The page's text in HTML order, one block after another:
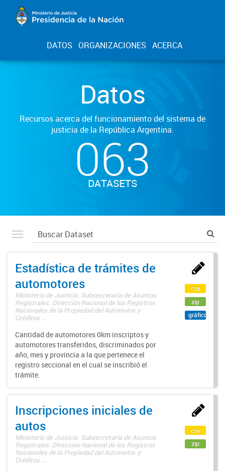
DATOS ORGANIZACIONES ACERCA
Datos
Recursos acerca del funcionamiento del sistema de
justicia de la República Argentina.
063
DATASETS
Estadística de trámites de
automotores
Ministerio de Justicia. Subsecretaría de Asuntos
Registrales. Dirección Nacional de los Registros
Nacionales de la Propiedad del Automotor y
Créditos ...
Cantidad de automotores 0km inscriptos y
automotores transferidos, discriminados por
año, mes y provincia a la que pertenece el
registro seccional en el cual se inscribió el
trámite.
csv
zip
gráfico
Inscripciones iniciales de
autos
Ministerio de Justicia. Subsecretaría de Asuntos
Registrales. Dirección Nacional de los Registros
Nacionales de la Propiedad del Automotor y
Créditos ...
csv
zip